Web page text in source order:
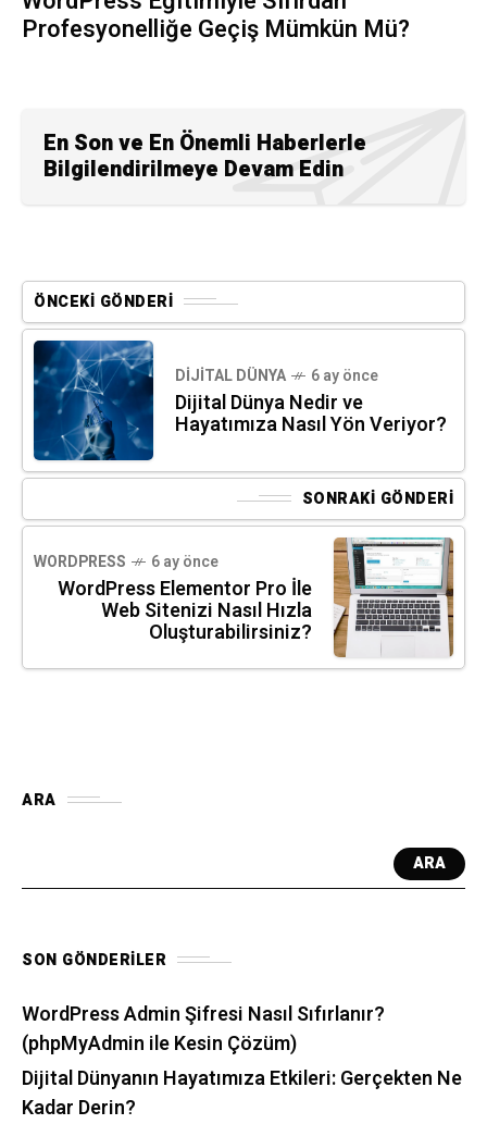
Profesyonelliğe Geçiş Mümkün Mü?
En Son ve En Önemli Haberlerle
Bilgilendirilmeye Devam Edin
ÖNCEKI GÖNDERI
DIJITAL DÜNYA 6 ay önce
Dijital Dünya Nedir ve
Hayatımıza Nasıl Yön Veriyor?
SONRAKI GÖNDERI
WORDPRESS 6 ay önce
WordPress Elementor Pro İle
Web Sitenizi Nasıl Hızla
Oluşturabilirsiniz?
ARA
ARA
SON GÖNDERILER
WordPress Admin Şifresi Nasıl Sıfırlanır?
(phpMyAdmin ile Kesin Çözüm)
Dijital Dünyanın Hayatımıza Etkileri: Gerçekten Ne
Kadar Derin?